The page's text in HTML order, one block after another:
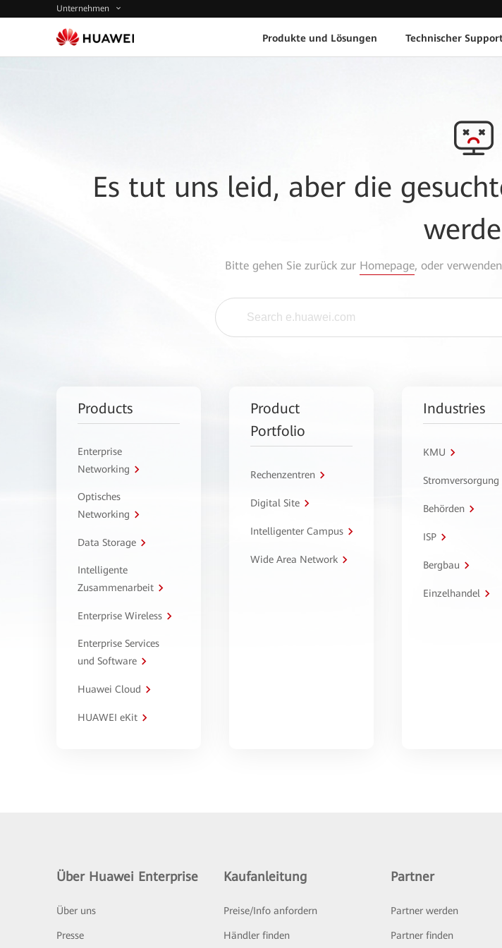
Unternehmen
Produkte und Lösungen Technischer
Es tut uns leid, aber die
Bitte gehen Sie zurück zur Homepage, oder
Products
Enterprise
Networking
Optisches
Networking
Data Storage
Intelligente
Zusammenarbeit
Enterprise Wireless
Enterprise Services
und Software
Huawei Cloud
HUAWEI eKit
Product
Portfolio
Rechenzentren
Digital Site
Intelligenter Campus
Wide Area Network
Industries
KMU
Stromversorgung
Behörden
ISP
Bergbau
Einzelhandel
Über Huawei Enterprise
Über uns
Presse
Kaufanleitung
Preise/Info anfordern
Händler finden
Partner
Partner werden
Partner finden